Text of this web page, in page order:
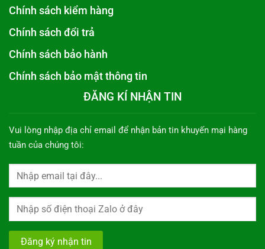
Chính sách kiểm hàng
Chính sách đổi trả
Chính sách bảo hành
Chính sách bảo mật thông tin
ĐĂNG KÍ NHẬN TIN
Vui lòng nhập địa chỉ email để nhận bản tin khuyến mại hàng
tuần của chúng tôi: